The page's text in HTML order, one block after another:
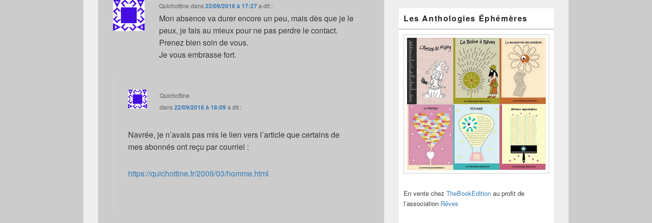
Quichottine dans22/09/2016 à 17:27a dit :
Mon absence va durer encore un peu, mais dès que je le
peux, je fais au mieux pour ne pas perdre le contact.
Prenez bien soin de vous.
Je vous embrasse fort.
Quichottine
dans22/09/2016 à 18:09a dit :
Navrée, je n’avais pas mis le lien vers l’article que certains de
mes abonnés ont reçu par courriel :
https://quichottine.fr/2009/03/homme.html
Les Anthologies Éphémères
En vente chez TheBookEdition au profit de
l’association Rêves